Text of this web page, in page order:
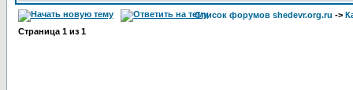
Список форумов shedevr.org.ru ->
Страница 1 из 1